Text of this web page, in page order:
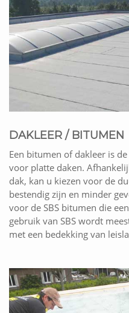
DAKLEER / BITUMEN
Een bitumen of dakleer is
voor platte daken.
dak, kan u kiezen voor de
bestendig zijn en minder
voor de SBS bitumen die
gebruik van SBS wordt
met een bedekking van